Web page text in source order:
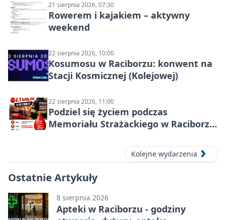
21 sierpnia 2026, 07:30
Rowerem i kajakiem – aktywny
weekend
22 sierpnia 2026, 10:00
Kosumosu w Raciborzu: konwent na
Stacji Kosmicznej (Kolejowej)
22 sierpnia 2026, 11:00
Podziel się życiem podczas
Memoriału Strażackiego w Raciborzu
Kolejne wydarzenia
Ostatnie Artykuły
8 sierpnia 2026
Apteki w Raciborzu - godziny